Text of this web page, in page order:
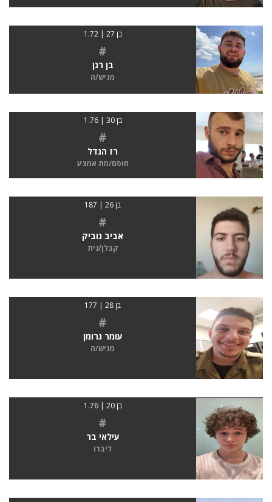
בן 27 | 1.72
#
בן רנן
מגיש/ה
בן 30 | 1.76
#
רז הנדל
חוסם/מת אמצע
בן 26 | 187
#
אביב נוביק
קבלן/נית
בן 28 | 177
#
עומר גרומן
מגיש/ה
בן 20 | 1.76
#
עילאי בר
ליברו